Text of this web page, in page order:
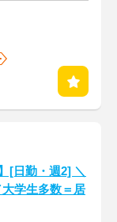
[日勤・週2] ＼
学生多数＝居